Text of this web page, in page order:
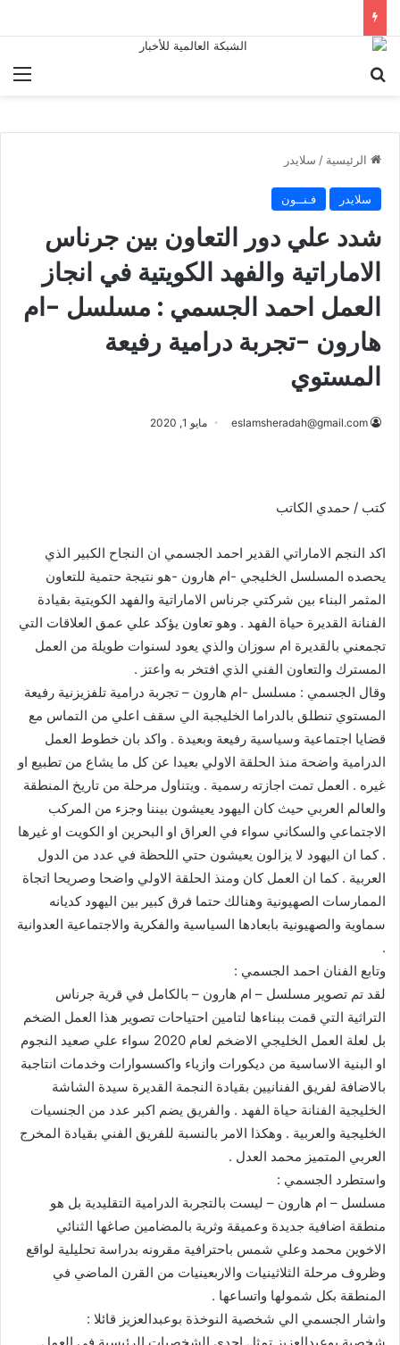
الرئيسية / سلايدر
سلايدر فـنــون
شدد علي دور التعاون بين جرناس
الاماراتية والفهد الكويتية في انجاز
العمل احمد الجسمي : مسلسل -ام
هارون -تجربة درامية رفيعة
المستوي
eslamsheradah@gmail.com مايو 1, 2020
كتب / حمدي الكاتب
اكد النجم الاماراتي القدير احمد الجسمي ان النجاح الكبير الذي
يحصده المسلسل الخليجي -ام هارون -هو نتيجة حتمية للتعاون
المثمر البناء بين شركتي جرناس الاماراتية والفهد الكويتية بقيادة
الفنانة القديرة حياة الفهد . وهو تعاون يؤكد علي عمق العلاقات التي
تجمعني بالقديرة ام سوزان والذي يعود لسنوات طويلة من العمل
المسترك والتعاون الفني الذي افتخر به واعتز .
وقال الجسمي : مسلسل -ام هارون – تجربة درامية تلفزيزنية رفيعة
المستوي تنطلق بالدراما الخليجبة الي سقف اعلي من التماس مع
قضايا اجتماعية وسياسية رفيعة وبعيدة . واكد بان خطوط العمل
الدرامية واضحة منذ الحلقة الاولي بعيدا عن كل ما يشاع من تطبيع او
غيره . العمل تمت اجازته رسمية . ويتناول مرحلة من تاريخ المنطقة
والعالم العربي حيث كان اليهود يعيشون بيننا وجزء من المركب
الاجتماعي والسكاني سواء في العراق او البحرين او الكويت او غيرها
. كما ان اليهود لا يزالون يعيشون حتي اللحظة في عدد من الدول
العربية . كما ان العمل كان ومنذ الحلقة الاولي واضحا وصريحا اتجاة
الممارسات الصهيونية وهنالك حتما فرق كبير بين اليهود كديانه
سماوية والصهيونية بابعادها السياسية والفكرية والاجتماعية العدوانية
.
وتابع الفنان احمد الجسمي :
لقد تم تصوير مسلسل – ام هارون – بالكامل في قرية جرناس
التراثية التي قمت ببناءها لتامين احتياحات تصوير هذا العمل الضخم
بل لعلة العمل الخليجي الاضخم لعام 2020 سواء علي صعيد النجوم
او البنية الاساسية من ديكورات وازياء واكسسوارات وخدمات انتاجبة
بالاضافة لفريق الفنانيين بقيادة النجمة القديرة سيدة الشاشة
الخليجية الفنانة حياة الفهد . والفريق يضم اكبر عدد من الجنسيات
الخليجية والعربية . وهكذا الامر بالنسبة للفريق الفني بقيادة المخرج
العربي المتميز محمد العدل .
واستطرد الجسمي :
مسلسل – ام هارون – ليست بالتجربة الدرامية التقليدية بل هو
منطقة اضافية جديدة وعميقة وثرية بالمضامين صاغها الثنائي
الاخوين محمد وعلي شمس باحترافية مقرونه بدراسة تحليلية لواقع
وظروف مرحلة الثلاثينيات والاربعينيات من القرن الماضي في
المنطقة بكل شمولها واتساعها .
واشار الجسمي الي شخصية النوخذة بوعبدالعزيز قائلا :